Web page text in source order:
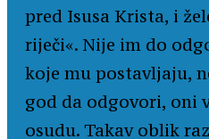
pred Isusa Krista, i
riječi«. Nije im do
koje mu postavljaju,
god da odgovori, oni
osudu. Takav oblik